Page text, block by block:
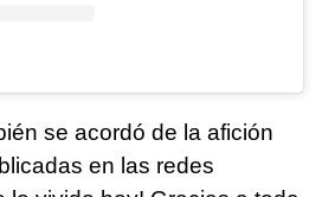
se acordó de la afición
en las redes